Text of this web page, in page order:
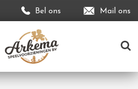
Bel ons Mail ons